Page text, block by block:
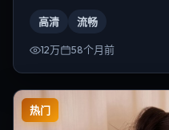
高清 流畅
12万 58个月前
热门